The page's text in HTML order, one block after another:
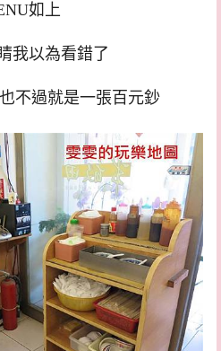
如上
我以為看錯了
不過就是一張百元鈔